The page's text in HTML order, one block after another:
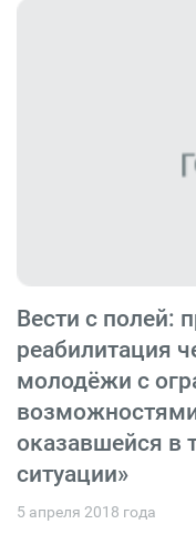
Вести с полей:
реабилитация
молодёжи с
оказавшейся в
ситуации»
5 апреля 2018 года